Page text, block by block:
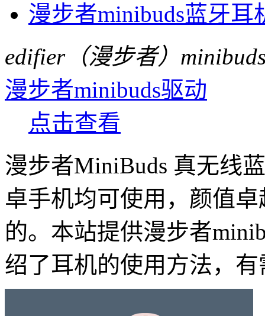
漫步者minibuds蓝牙耳
edifier（漫步者）
漫步者minibuds驱动
点击查看
漫步者MiniBuds 真无线
卓手机均可使用，颜值
的。本站提供漫步者
绍了耳机的使用方法，